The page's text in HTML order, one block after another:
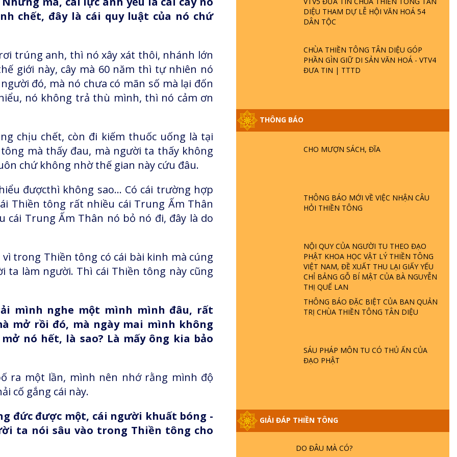
chết, đây là cái quy luật của nó chứ
trúng anh, thì nó xây xát thôi, nhánh lớn
giới này, cây mà 60 năm thì tự nhiên nó
đó, mà nó chưa có mãn số mà lại đốn
nó không trả thù mình, thì nó cảm ơn
chịu chết, còn đi kiếm thuốc uống là tại
mà thấy đau, mà người ta thấy không
chứ không nhờ thế gian này cứu đâu.
đượcthì không sao... Có cái trường hợp
Thiền tông rất nhiều cái Trung Ấm Thân
cái Trung Ấm Thân nó bỏ nó đi, đây là do
trong Thiền tông có cái bài kinh mà cúng
ta làm người. Thì cái Thiền tông này cũng
mình nghe một mình mình đâu, rất
mở rồi đó, mà ngày mai mình không
nó hết, là sao? Là mấy ông kia bảo
ra một lần, mình nên nhớ rằng mình độ
cố gắng cái này.
đức được một, cái người khuất bóng -
ta nói sâu vào trong Thiền tông cho
DIỆU THAM DỰ LỄ HỘI VĂN HOÁ 54
DÂN TỘC
CHÙA THIỀN TÔNG TÂN DIỆU GÓP
PHẦN GÌN GIỮ DI SẢN VĂN HOÁ - VTV4
ĐƯA TIN | TTTD
THÔNG BÁO
CHO MƯỢN SÁCH, ĐĨA
THÔNG BÁO MỚI VỀ VIỆC NHẬN CÂU
HỎI THIỀN TÔNG
NỘI QUY CỦA NGƯỜI TU THEO ĐẠO
PHẬT KHOA HỌC VẬT LÝ THIỀN TÔNG
VIỆT NAM, ĐỀ XUẤT THU LẠI GIẤY YẾU
CHỈ BẢNG GỖ BÍ MẬT CỦA BÀ NGUYỄN
THỊ QUẾ LAN
THÔNG BÁO ĐẶC BIỆT CỦA BAN QUẢN
TRỊ CHÙA THIỀN TÔNG TÂN DIỆU
SÁU PHÁP MÔN TU CÓ THỦ ẤN CỦA
ĐẠO PHẬT
GIẢI ĐÁP THIỀN TÔNG
GIẢI ĐÁP ĐẶC BIỆT P25 - SUỐT 49 NĂM
HỘI GÌ? TỬ VÌ ĐẠO
PHẬT GIỚI CÓ THỜI GIAN KHÔNG? |
TTTD
LÀ AI? QUỶ SA TĂNG? | TTTD
GIẢI ĐÁP THIỀN TÔNG ĐẶC BIỆT P22 - TẠI
SAO TRÁI ĐẤT NHIỀU THIÊN TAI - LŨ LỤT
- HỎA HOẠN | TTTD
HOA SEN ? | TTTD
GIẢI ĐÁP THIỀN TÔNG ĐẶC BIỆT PHẦN 20
- BÁC NGUYỄN NHÂN LÀ AI? PHIỀN NÃO
DO ĐÂU MÀ CÓ?